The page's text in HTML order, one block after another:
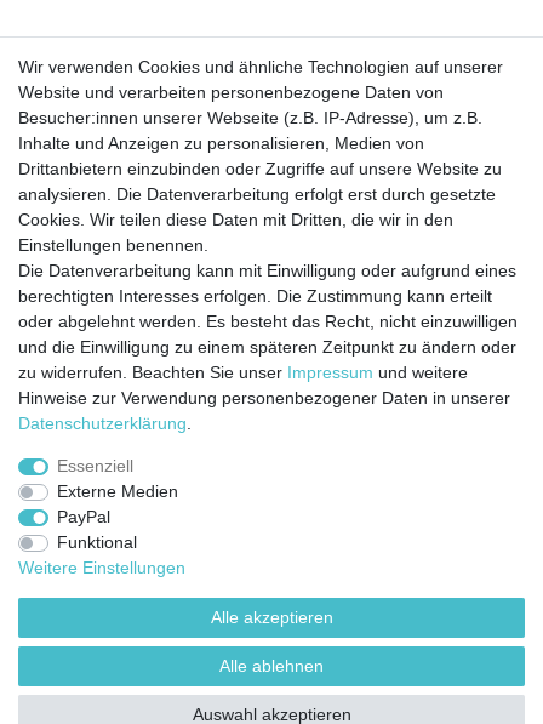
Barrierefreiheitserklärung Widerrufs­recht
Vertrag widerrufen Kontakt
Jetzt anmelden und auf dem Laufenden
bleiben!
Sie wollen keine Neuigkeiten verpassen?
Dann melden Sie sich noch heute zu unserem Newsletter an:
VORNAME
E-MAIL **
Newsletter
Honig
Ich stimme zu, dass meine personenbezogenen Daten genutzt werden, um
Abonnieren
Wir verwenden Cookies und ähnliche Technologien auf unserer
Website und verarbeiten personenbezogene Daten von
Besucher:innen unserer Webseite (z.B. IP-Adresse), um z.B.
Inhalte und Anzeigen zu personalisieren, Medien von
Drittanbietern einzubinden oder Zugriffe auf unsere Website zu
analysieren. Die Datenverarbeitung erfolgt erst durch gesetzte
Cookies. Wir teilen diese Daten mit Dritten, die wir in den
Einstellungen benennen.
Die Datenverarbeitung kann mit Einwilligung oder aufgrund eines
berechtigten Interesses erfolgen. Die Zustimmung kann erteilt
oder abgelehnt werden. Es besteht das Recht, nicht einzuwilligen
und die Einwilligung zu einem späteren Zeitpunkt zu ändern oder
zu widerrufen. Beachten Sie unser Impressum und weitere
Hinweise zur Verwendung personenbezogener Daten in unserer
Daten­schutz­erklärung
Essenziell
Externe Medien
PayPal
Funktional
Weitere Einstellungen
Alle akzeptieren
Alle ablehnen
Auswahl akzeptieren